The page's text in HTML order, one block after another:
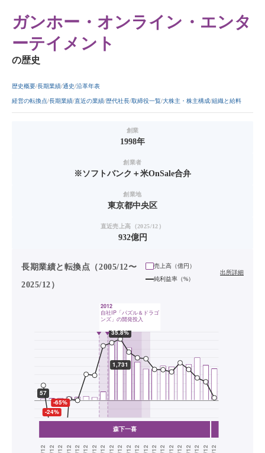
ガンホー・オンライン・エンタ
ーテイメント
の歴史
歴史概要 長期業績 通史 沿革年表
経営の転換点 長期業績 直近の業績 歴代社長 取締役一覧 大株主・株主構成 組織と給料
創業
1998年
創業者
※ソフトバンク＋米OnSale合弁
創業地
東京都中央区
直近売上高（2025/12）
932億円
長期業績と転換点（2005/12〜
2025/12）
売上高（億円）
純利益率（%）
出所詳細